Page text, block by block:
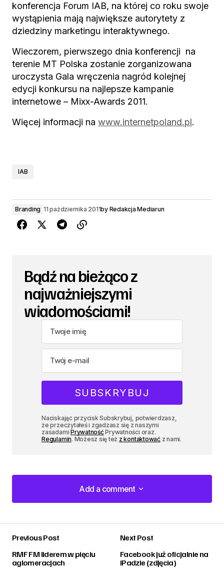
konferencja Forum IAB, na której co roku swoje
wystąpienia mają największe autorytety z
dziedziny marketingu interaktywnego.
Wieczorem, pierwszego dnia konferencji na
terenie MT Polska zostanie zorganizowana
uroczysta Gala wręczenia nagród kolejnej
edycji konkursu na najlepsze kampanie
internetowe – Mixx-Awards 2011.
Więcej informacji na www.internetpoland.pl.
IAB
Branding 11 października 2011by Redakcja Mediarun
Bądź na bieżąco z
najważniejszymi
wiadomościami!
Naciskając przycisk Subskrybuj, potwierdzasz,
że przeczytałeś i zgadzasz się z naszymi
zasadamiPrywatnośćPrywatności oraz.
Regulamin. Możesz się też z kontaktowaćz nami.
Add a comment
Add a comment
Previous Post
RMF FM liderem w pięciu
aglomeracjach
Next Post
Facebook już oficjalnie na
iPadzie (zdjęcia)